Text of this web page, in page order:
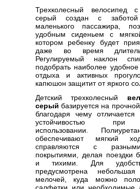
Трехколесный велосипед
серый создан с
маленького пассажира,
удобным сиденьем с
котором ребенку будет
даже во время
Регулируемый наклон
подобрать наиболее
отдыха и активных
капюшон защитит от яркого
Детский трехколесный
серый базируется на
благодаря чему
устойчивостью при
использовании.
обеспечивают мягкий
справляются с
покрытиями, делая поездки
и тихими. Для
предусмотрена
мелочей, куда можно